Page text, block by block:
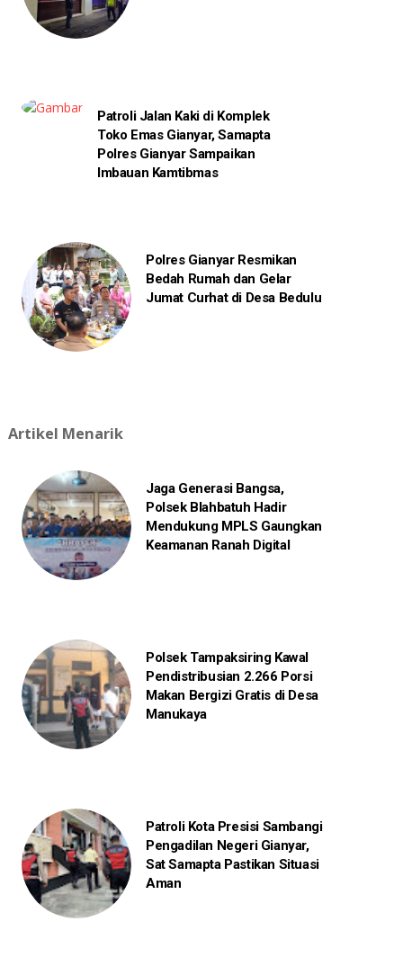
Patroli Jalan Kaki di Komplek
Toko Emas Gianyar, Samapta
Polres Gianyar Sampaikan
Imbauan Kamtibmas
Polres Gianyar Resmikan
Bedah Rumah dan Gelar
Jumat Curhat di Desa Bedulu
Artikel Menarik
Jaga Generasi Bangsa,
Polsek Blahbatuh Hadir
Mendukung MPLS Gaungkan
Keamanan Ranah Digital
Polsek Tampaksiring Kawal
Pendistribusian 2.266 Porsi
Makan Bergizi Gratis di Desa
Manukaya
Patroli Kota Presisi Sambangi
Pengadilan Negeri Gianyar,
Sat Samapta Pastikan Situasi
Aman